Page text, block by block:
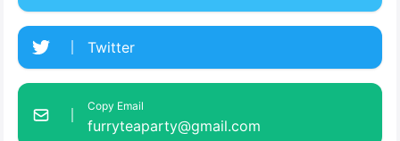
Twitter
Copy Email
furryteaparty@gmail.com